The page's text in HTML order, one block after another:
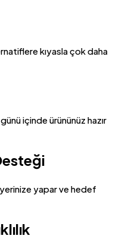
kıyasla çok daha
içinde ürününüz hazır
yapar ve hedef